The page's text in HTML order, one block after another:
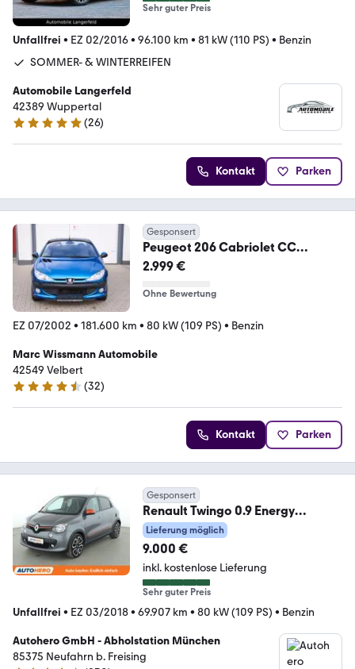
Sehr guter Preis
Unfallfrei • EZ 02/2016• 96.100 km • 81 kW (110 PS) • Benzin
SOMMER- & WINTERREIFEN
Automobile Langerfeld
42389 Wuppertal
4.9 Sterne
(26)
Kontakt Parken
Gesponsert
Peugeot 206 Cabriolet CC
Platinum <Leder / Klima>
2.999 €
Ohne Bewertung
EZ 07/2002 • 181.600 km • 80 kW (109 PS) • Benzin
Marc Wissmann Automobile
42549 Velbert
4.7 Sterne
(32)
Kontakt Parken
Gesponsert
Renault Twingo 0.9 Energy
GT*NAVI*TEMPO*CAM*SHZ*
Lieferung möglich
9.000 €
inkl. kostenlose Lieferung
Sehr guter Preis
Unfallfrei • EZ 03/2018• 69.907 km • 80 kW (109 PS) • Benzin
Autohero GmbH - Abholstation München
85375 Neufahrn b. Freising